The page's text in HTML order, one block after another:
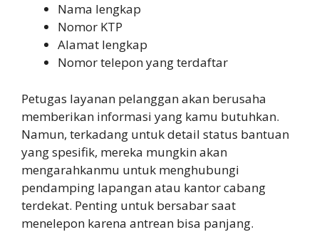
Nama lengkap
Nomor KTP
Alamat lengkap
Nomor telepon yang terdaftar
Petugas layanan pelanggan akan berusaha
memberikan informasi yang kamu butuhkan.
Namun, terkadang untuk detail status bantuan
yang spesifik, mereka mungkin akan
mengarahkanmu untuk menghubungi
pendamping lapangan atau kantor cabang
terdekat. Penting untuk bersabar saat
menelepon karena antrean bisa panjang.